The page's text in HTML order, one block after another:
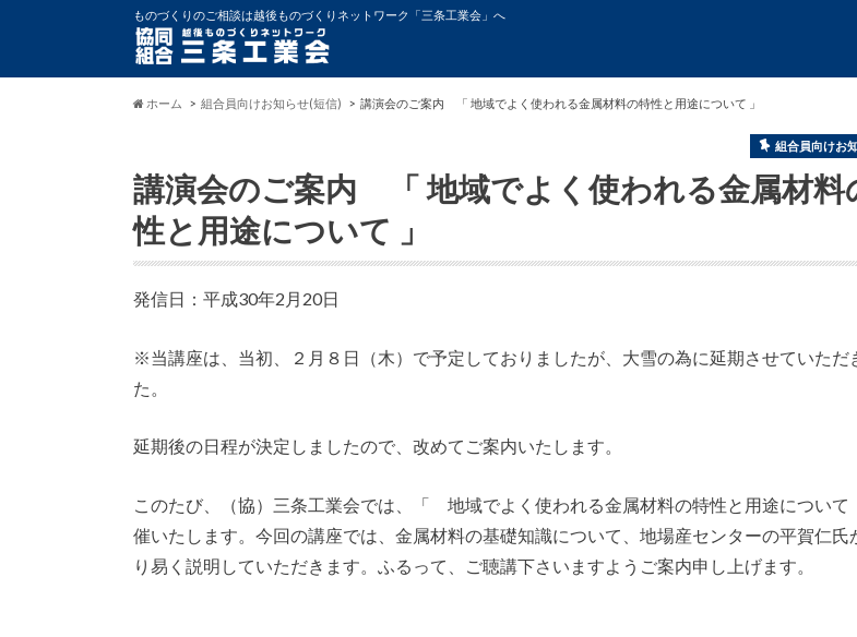
ものづくりのご相談は越後ものづくりネットワーク「三条工業会」へ
ホーム 組合員向けお知らせ(短信) 講演会のご案内 「 地域でよく使われる金属材料の特性と用途について 」
組合員向けお
講演会のご案内 「 地域でよく使われる金属材料
性と用途について 」
発信日：平成30年2月20日
※当講座は、当初、２月８日（木）で予定しておりましたが、大雪の為に延期させていただ
た。
延期後の日程が決定しましたので、改めてご案内いたします。
このたび、（協）三条工業会では、「 地域でよく使われる金属材料の特性と用途につい
催いたします。今回の講座では、金属材料の基礎知識について、地場産センターの平賀仁氏
り易く説明していただきます。ふるって、ご聴講下さいますようご案内申し上げます。